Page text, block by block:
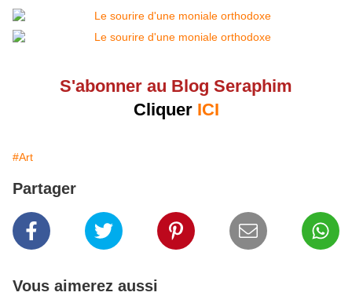
S'abonner au Blog Seraphim
Cliquer ICI
#Art
Partager
Vous aimerez aussi